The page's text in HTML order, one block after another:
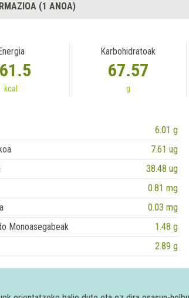
(1 ANOA)
Energia
kcal
Karbohidratoak
67.57
g
6.01 g
7.61 ug
38.48 ug
0.81 mg
0.03 mg
Monoasegabeak
1.48 g
2.89 g